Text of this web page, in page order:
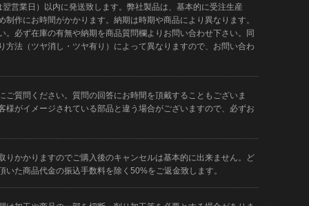
営業日）以内に発送致します。弊社製品は、基本的に受注生産
作にお時間がかかります。納期は時期や商品により異なります。
。必ず在庫の有無や納期を商品質問欄よりお問い合わせ下さい。同
方法（ツヤ消し・ツヤ有り）によって異なりますので、お問い合わ
質問ください。質問の回答にお時間を頂戴することもございま
様がイメージされている部品と違う場合がございますので、必ずお
りかかりますのでご購入後のキャンセルは基本的に出来ません。ど
た商品代金の振込手数料を除く50%をご返金致します。